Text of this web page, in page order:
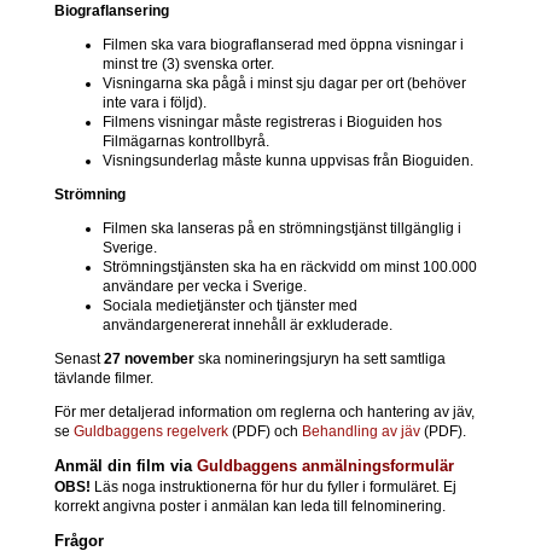
Biograflansering
Filmen ska vara biograflanserad med öppna visningar i
minst tre (3) svenska orter.
Visningarna ska pågå i minst sju dagar per ort (behöver
inte vara i följd).
Filmens visningar måste registreras i Bioguiden hos
Filmägarnas kontrollbyrå.
Visningsunderlag måste kunna uppvisas från Bioguiden.
Strömning
Filmen ska lanseras på en strömningstjänst tillgänglig i
Sverige.
Strömningstjänsten ska ha en räckvidd om minst 100.000
användare per vecka i Sverige.
Sociala medietjänster och tjänster med
användargenererat innehåll är exkluderade.
Senast27 novemberska nomineringsjuryn ha sett samtliga
tävlande filmer.
För mer detaljerad information om reglerna och hantering av jäv,
se Guldbaggens regelverk(PDF) och Behandling av jäv(PDF).
Anmäl din film via Guldbaggens anmälningsformulär
OBS! Läs noga instruktionerna för hur du fyller i formuläret. Ej
korrekt angivna poster i anmälan kan leda till felnominering.
Frågor